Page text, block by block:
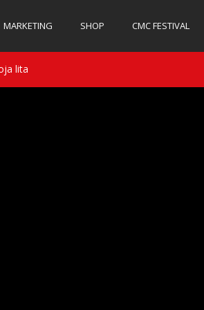
MARKETING SHOP CMC FESTIVAL
lita